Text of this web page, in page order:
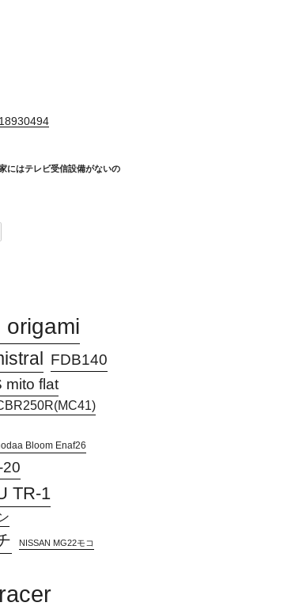
にはテレビ受信設備がないの
origami
FDB140
mito flat
Bloom Enaf26
20
TR-1
NISSAN MG22モコ